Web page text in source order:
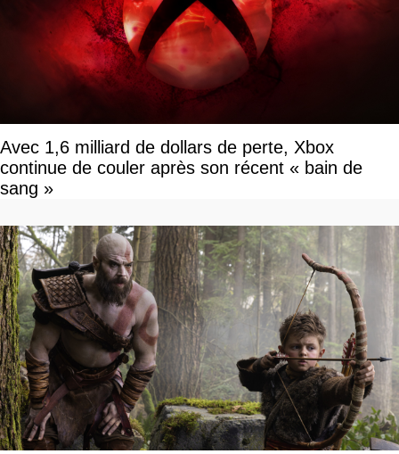
Avec 1,6 milliard de dollars de perte, Xbox
continue de couler après son récent « bain de
sang »